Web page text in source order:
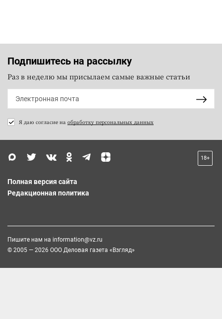
Подпишитесь на рассылку
Раз в неделю мы присылаем самые важные статьи
Я даю согласие на обработку персональных данных
18+
Полная версия сайта
Редакционная политика
Пишите нам на information@vz.ru
© 2005 — 2026 ООО Деловая газета «Взгляд»